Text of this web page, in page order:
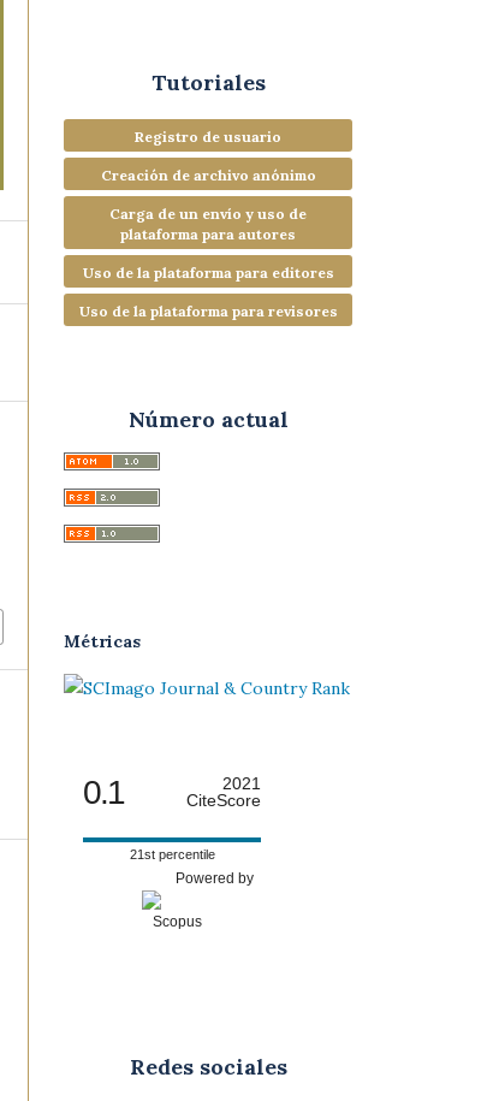
Tutoriales
Registro de usuario
Creación de archivo anónimo
Carga de un envío y uso de
plataforma para autores
Uso de la plataforma para editores
Uso de la plataforma para revisores
Número actual
Métricas
0.1
2021
CiteScore
21st percentile
Powered by
Redes sociales